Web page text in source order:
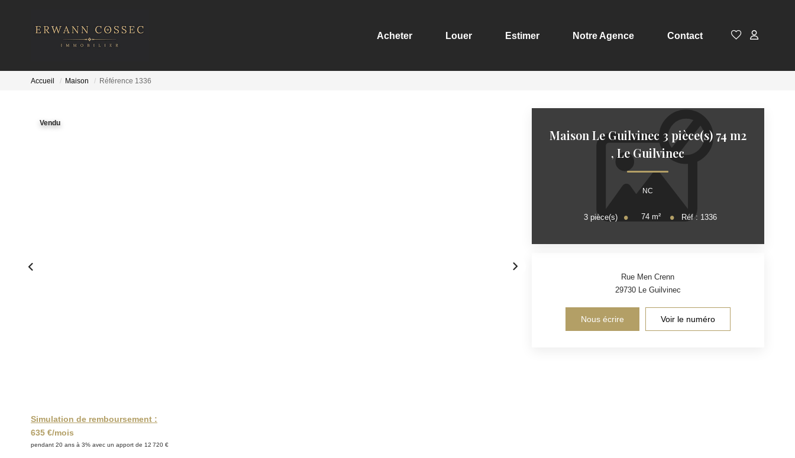
Acheter Louer Estimer Notre Agence Contact
Accueil Maison Référence 1336
Vendu
Simulation de remboursement :
635 €/mois
pendant 20 ans à 3% avec un apport de 12 720 €
Maison Le Guilvinec 3 pièce(s) 74 m2
,Le Guilvinec
NC
3 pièce(s) 74 m² Réf : 1336
Rue Men Crenn
29730 Le Guilvinec
Nous écrire Voir le numéro